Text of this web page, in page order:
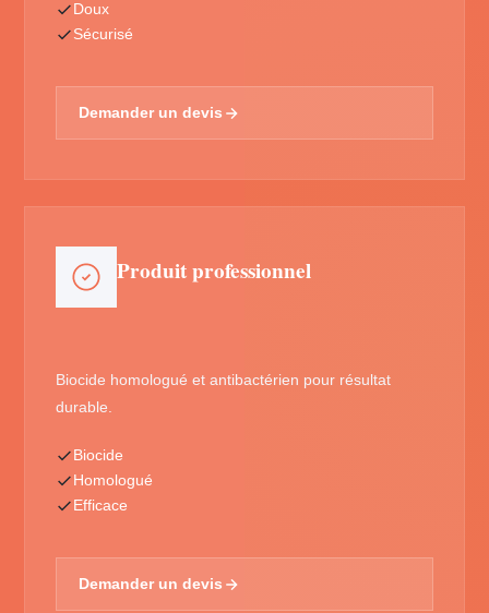
Doux
Sécurisé
Demander un devis
Produit professionnel
Biocide homologué et antibactérien pour résultat
durable.
Biocide
Homologué
Efficace
Demander un devis